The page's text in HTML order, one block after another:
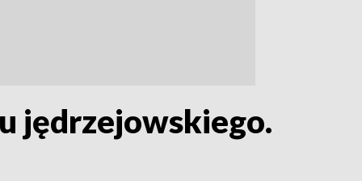
jędrzejowskiego.